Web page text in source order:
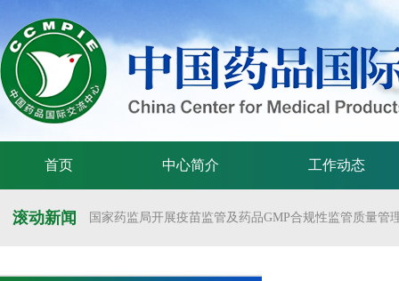
首页 中心简介 工作动态
滚动新闻 国家药监局开展疫苗监管及药品GMP合规性监管质量管